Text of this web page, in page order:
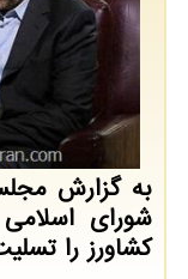
به گزارش
شورای
كشاورز را